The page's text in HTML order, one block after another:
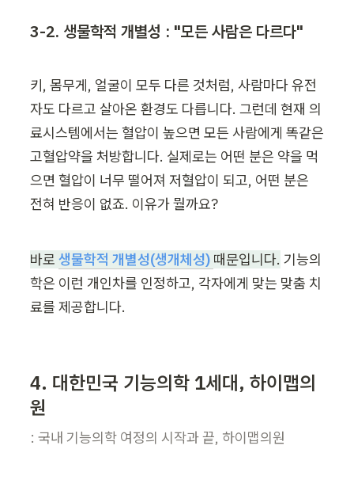
3-2. 생물학적 개별성 : "모든 사람은 다르다"
키, 몸무게, 얼굴이 모두 다른 것처럼, 사람마다 유전
자도 다르고 살아온 환경도 다릅니다. 그런데 현재 의
료시스템에서는 혈압이 높으면 모든 사람에게 똑같은
고혈압약을 처방합니다. 실제로는 어떤 분은 약을 먹
으면 혈압이 너무 떨어져 저혈압이 되고, 어떤 분은
전혀 반응이 없죠. 이유가 뭘까요?
바로 생물학적 개별성(생개체성) 때문입니다. 기능의
학은 이런 개인차를 인정하고, 각자에게 맞는 맞춤 치
료를 제공합니다.
4. 대한민국 기능의학 1세대, 하이맵의
원
: 국내 기능의학 여정의 시작과 끝, 하이맵의원